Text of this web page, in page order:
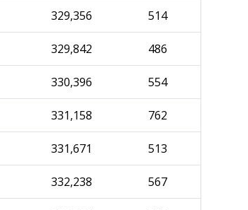
329,356 514
329,842 486
330,396 554
331,158 762
331,671 513
332,238 567